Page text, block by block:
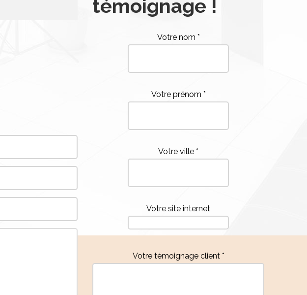
témoignage !
Votre nom *
Votre prénom *
Votre ville *
Votre site internet
Votre témoignage client *